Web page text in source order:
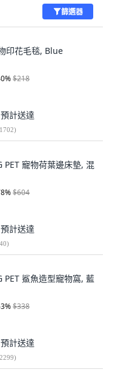
篩選器
印花毛毯, Blue
%$218
預計送達
1702)
PET 寵物荷葉邊床墊, 混
%$604
預計送達
40)
PET 鯊魚造型寵物窩, 藍
%$338
預計送達
2299)